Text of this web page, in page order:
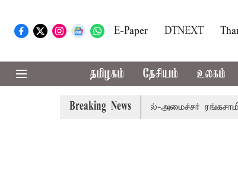
E-Paper DTNEXT
தமிழகம் தேசியம் உலகம்
Breaking News
தாக்கல் செய்கிறார் முதல்-அமைச்சர் ரங்கசாமி